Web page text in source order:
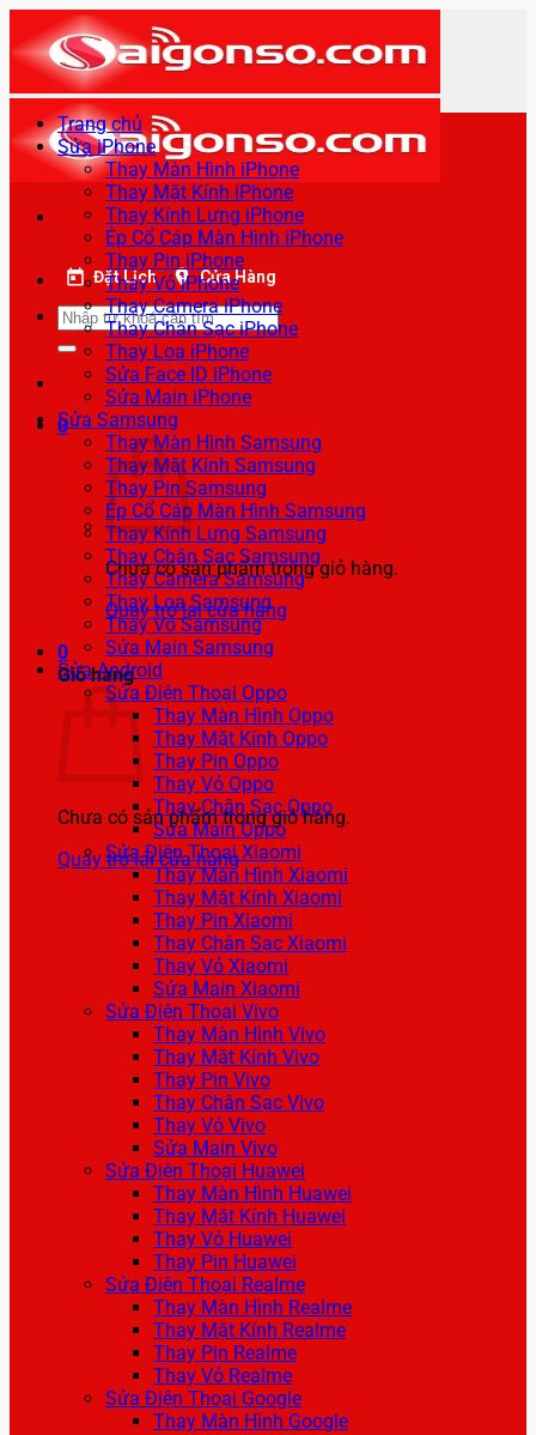
qua
nội
dung
Đặt Lịch Cửa Hàng
Tìm
kiếm:
0
Chưa có sản phẩm trong giỏ hàng.
Quay trở lại cửa hàng
0
Giỏ hàng
Chưa có sản phẩm trong giỏ hàng.
Quay trở lại cửa hàng
Trang chủ
Sửa iPhone
Thay Màn Hình iPhone
Thay Mặt Kính iPhone
Thay Kính Lưng iPhone
Ép Cổ Cáp Màn Hình iPhone
Thay Pin iPhone
Thay Vỏ iPhone
Thay Camera iPhone
Thay Chân Sạc iPhone
Thay Loa iPhone
Sửa Face ID iPhone
Sửa Main iPhone
Sửa Samsung
Thay Màn Hình Samsung
Thay Mặt Kính Samsung
Thay Pin Samsung
Ép Cổ Cáp Màn Hình Samsung
Thay Kính Lưng Samsung
Thay Chân Sạc Samsung
Thay Camera Samsung
Thay Loa Samsung
Thay Vỏ Samsung
Sửa Main Samsung
Sửa Android
Sửa Điện Thoại Oppo
Thay Màn Hình Oppo
Thay Mặt Kính Oppo
Thay Pin Oppo
Thay Vỏ Oppo
Thay Chân Sạc Oppo
Sửa Main Oppo
Sửa Điện Thoại Xiaomi
Thay Màn Hình Xiaomi
Thay Mặt Kính Xiaomi
Thay Pin Xiaomi
Thay Chân Sạc Xiaomi
Thay Vỏ Xiaomi
Sửa Main Xiaomi
Sửa Điện Thoại Vivo
Thay Màn Hình Vivo
Thay Mặt Kính Vivo
Thay Pin Vivo
Thay Chân Sạc Vivo
Thay Vỏ Vivo
Sửa Main Vivo
Sửa Điện Thoại Huawei
Thay Màn Hình Huawei
Thay Mặt Kính Huawei
Thay Vỏ Huawei
Thay Pin Huawei
Sửa Điện Thoại Realme
Thay Màn Hình Realme
Thay Mặt Kính Realme
Thay Pin Realme
Thay Vỏ Realme
Sửa Điện Thoại Google
Thay Màn Hình Google